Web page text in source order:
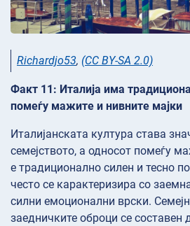
Richardjo53, (CC BY-SA 2.0)
Факт 11: Италија има
помеѓу мажите и нивните мајки
Италијанската култура става
семејството, а односот помеѓу
е традиционално силен и тесно
често се карактеризира со
силни емоционални врски.
заедничките оброци се составен